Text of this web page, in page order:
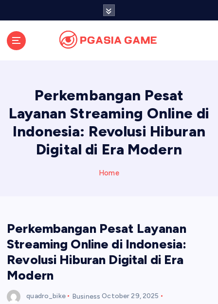
Perkembangan Pesat
Layanan Streaming Online di
Indonesia: Revolusi Hiburan
Digital di Era Modern
Home
Perkembangan Pesat Layanan
Streaming Online di Indonesia:
Revolusi Hiburan Digital di Era
Modern
quadro_bike Business October 29, 2025